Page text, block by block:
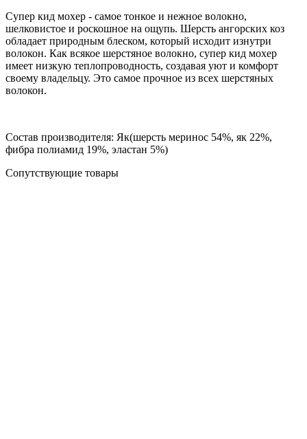
Супер кид мохер - самое тонкое и нежное волокно,
шелковистое и роскошное на ощупь. Шерсть ангорских коз
обладает природным блеском, который исходит изнутри
волокон. Как всякое шерстяное волокно, супер кид мохер
имеет низкую теплопроводность, создавая уют и комфорт
своему владельцу. Это самое прочное из всех шерстяных
волокон.
Состав производителя: Як(шерсть меринос 54%, як 22%,
фибра полиамид 19%, эластан 5%)
Сопутствующие товары